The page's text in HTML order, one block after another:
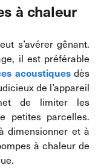
à chaleur
s’avérer gênant.
il est préférable
acoustiquesdès
de l’appareil
de limiter les
petites parcelles.
dimensionner et à
à chaleur de